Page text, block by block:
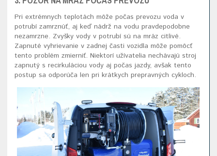
Pri extrémnych teplotách môže počas prevozu voda v
potrubí zamrznúť, aj keď nádrž na vodu pravdepodobne
nezamrzne. Zvyšky vody v potrubí sú na mráz citlivé.
Zapnuté vyhrievanie v zadnej časti vozidla môže pomôcť
tento problém zmierniť. Niektorí užívatelia nechávajú stroj
zapnutý s recirkuláciou vody aj počas jazdy, avšak tento
postup sa odporúča len pri krátkych prepravných cykloch.